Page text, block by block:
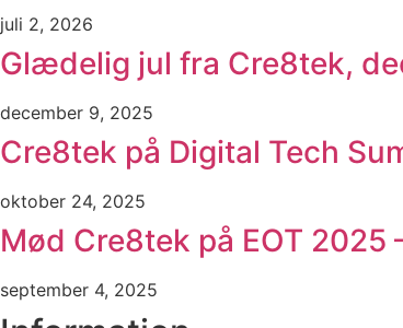
juli 2, 2026
Glædelig jul fra Cre8tek,
december 9, 2025
Cre8tek på Digital Tech
oktober 24, 2025
Mød Cre8tek på EOT 2025
september 4, 2025